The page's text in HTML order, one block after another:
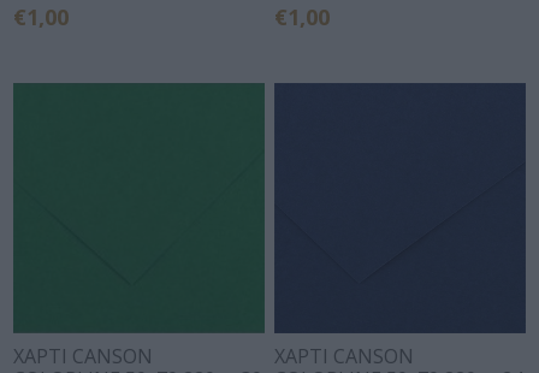
€1,00 €1,00
ΧΑΡΤΙ CANSON
ΧΑΡΤΙ CANSON